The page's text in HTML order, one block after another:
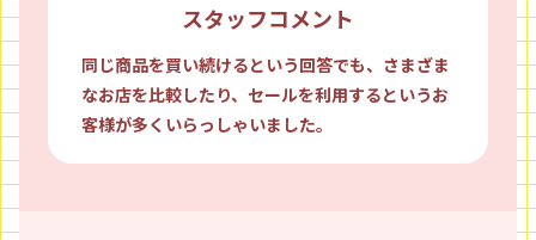
スタッフコメント
同じ商品を買い続けるという回答でも、さまざま
なお店を比較したり、セールを利用するというお
客様が多くいらっしゃいました。